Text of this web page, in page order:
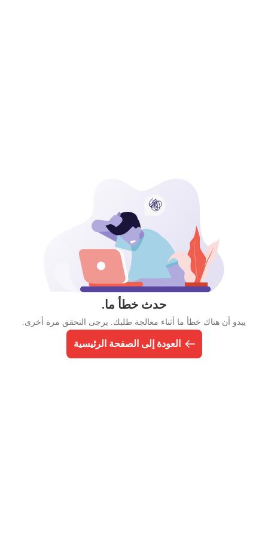
حدث خطأ ما.
يبدو أن هناك خطأ ما أثناء معالجة طلبك. يرجى التحقق مرة أخرى.
العودة إلى الصفحة الرئيسية